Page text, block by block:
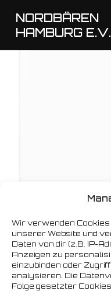
Wir verwenden
unserer Website und
Daten von dir (z.B. IP-
Anzeigen zu
einzubinden oder
analysieren. Die
Folge gesetzter
NORDBÄREN
HAMBURG E.V.